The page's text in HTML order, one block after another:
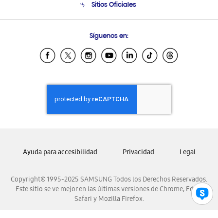
Condiciones de Compra
Soporte vía eMail
Sitios Oficiales
Samsung Ecuador
Samsung El Salvador
Samsung Honduras
Samsung Nicaragua
Samsung Panamá
Samsung Venezuela
Síguenos en:
Copyright© 1995-2025 SAMSUNG Todos los Derechos Reservados.
Este sitio se ve mejor en las últimas versiones de Chrome, Edge,
Safari y Mozilla Firefox.
Ayuda para accesibilidad Privacidad Legal